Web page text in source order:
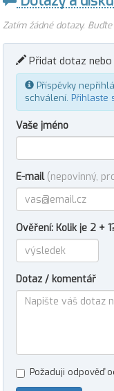
Zatím žádné dotazy.
Přidat dotaz
Příspěvky
schválení. Přihlaste
Vaše jméno
E-mail (nepovinný,
Ověření: Kolik je 2 +
Dotaz / komentář
Požaduji odpověď